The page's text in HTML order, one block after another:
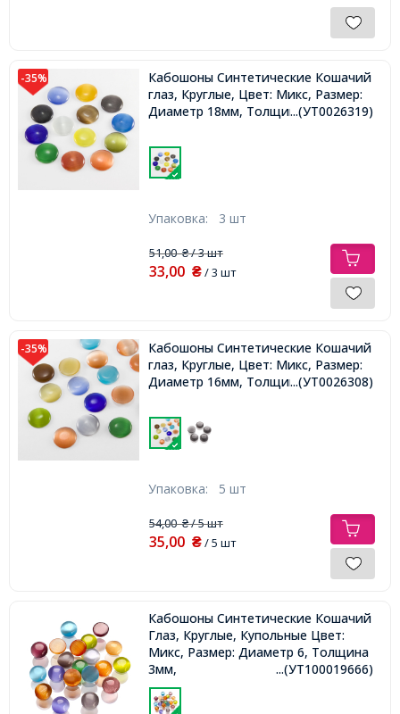
-35%
Кабошоны Синтетические Кошачий
глаз, Круглые, Цвет: Микс, Размер:
Диаметр 18мм, Толщина 3мм,
...(УТ0026319)
Упаковка: 3 шт
51,00₴/ 3 шт
33,00 ₴/ 3 шт
-35%
Кабошоны Синтетические Кошачий
глаз, Круглые, Цвет: Микс, Размер:
Диаметр 16мм, Толщина 3мм,
...(УТ0026308)
Упаковка: 5 шт
54,00₴/ 5 шт
35,00 ₴/ 5 шт
Кабошоны Синтетические Кошачий
Глаз, Круглые, Купольные Цвет:
Микс, Размер: Диаметр 6, Толщина
3мм,
...(УТ100019666)